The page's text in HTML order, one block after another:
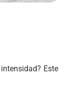
Este